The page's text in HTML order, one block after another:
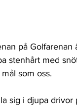
på Golfarenan
stenhårt med
som oss.
sig i djupa drivor